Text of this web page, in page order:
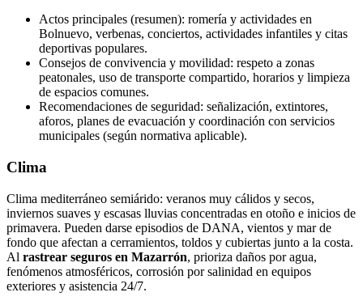
Actos principales (resumen): romería y actividades en
Bolnuevo, verbenas, conciertos, actividades infantiles y citas
deportivas populares.
Consejos de convivencia y movilidad: respeto a zonas
peatonales, uso de transporte compartido, horarios y limpieza
de espacios comunes.
Recomendaciones de seguridad: señalización, extintores,
aforos, planes de evacuación y coordinación con servicios
municipales (según normativa aplicable).
Clima
Clima mediterráneo semiárido: veranos muy cálidos y secos,
inviernos suaves y escasas lluvias concentradas en otoño e inicios de
primavera. Pueden darse episodios de DANA, vientos y mar de
fondo que afectan a cerramientos, toldos y cubiertas junto a la costa.
Al rastrear seguros en Mazarrón, prioriza daños por agua,
fenómenos atmosféricos, corrosión por salinidad en equipos
exteriores y asistencia 24/7.